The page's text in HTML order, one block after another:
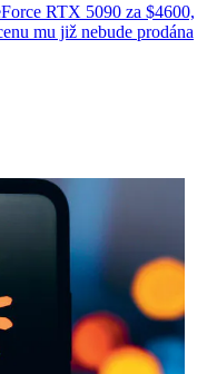
RTX 5090 za $4600,
mu již nebude prodána